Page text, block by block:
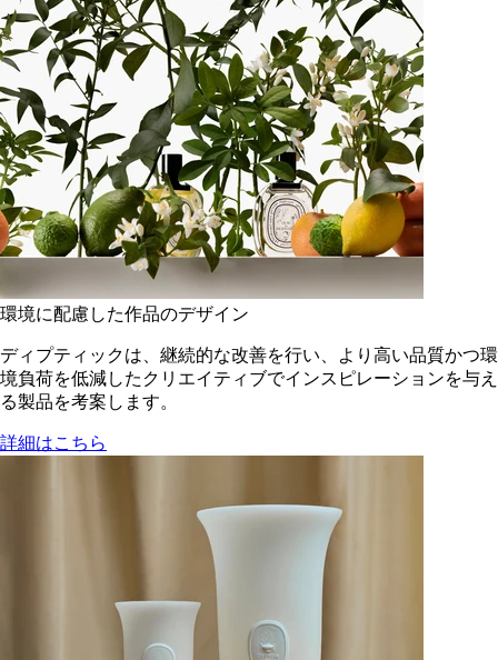
環境に配慮した作品のデザイン
ディプティックは、継続的な改善を行い、より高い品質かつ環
境負荷を低減した​クリエイティブでインスピレーションを与え
る製品を考案します。
詳細はこちら